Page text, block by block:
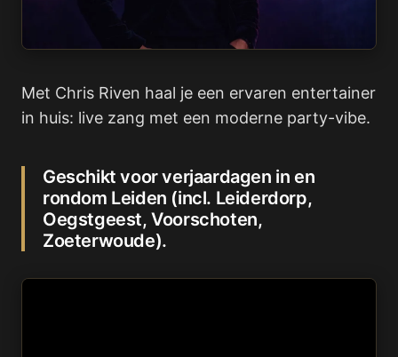
Met Chris Riven haal je een ervaren entertainer
in huis: live zang met een moderne party-vibe.
Geschikt voor verjaardagen in en
rondom Leiden (incl. Leiderdorp,
Oegstgeest, Voorschoten,
Zoeterwoude).